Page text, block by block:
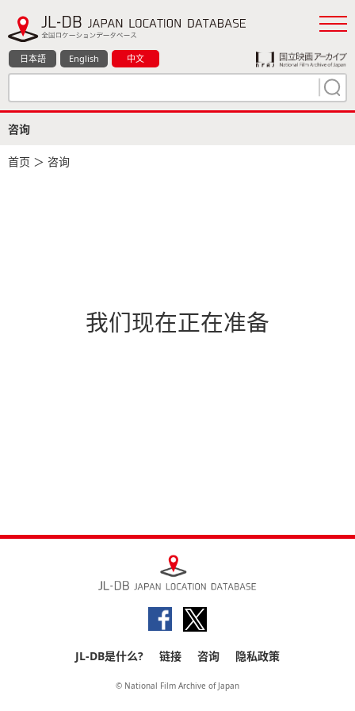
日本語 English 中文
咨询
首页 ＞ 咨询
我们现在正在准备
JL-DB是什么? 链接 咨询 隐私政策
© National Film Archive of Japan